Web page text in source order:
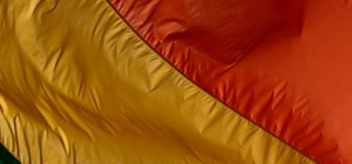
FEBRUAR WÄHLEN GEHEN!
Am 9. Februar 2020 stimmt die Schweizer
Stimmbevölkerung über die Änderung vom
14. Dezember 2018 des Strafgesetzbuches
und des Militärstrafgesetzes
(Diskriminierung und Aufruf zu Hass